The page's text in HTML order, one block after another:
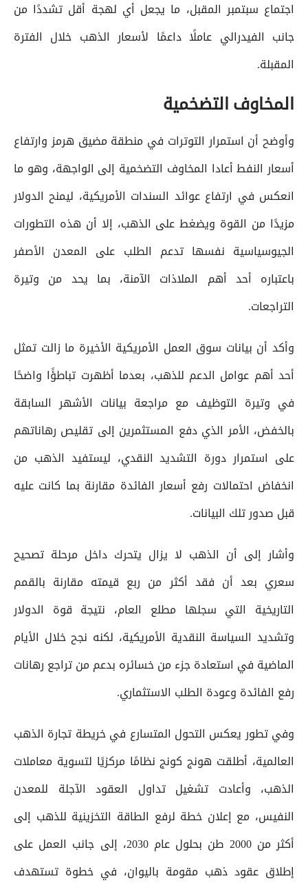
اجتماع سبتمبر المقبل، ما يجعل أي لهجة أقل تشددًا من
جانب الفيدرالي عاملًا داعمًا لأسعار الذهب خلال الفترة
المقبلة.
المخاوف التضخمية
وأوضح أن استمرار التوترات في منطقة مضيق هرمز وارتفاع
أسعار النفط أعادا المخاوف التضخمية إلى الواجهة، وهو ما
انعكس في ارتفاع عوائد السندات الأمريكية، ليمنح الدولار
مزيدًا من القوة ويضغط على الذهب، إلا أن هذه التطورات
الجيوسياسية نفسها تدعم الطلب على المعدن الأصفر
باعتباره أحد أهم الملاذات الآمنة، بما يحد من وتيرة
التراجعات.
وأكد أن بيانات سوق العمل الأمريكية الأخيرة ما زالت تمثل
أحد أهم عوامل الدعم للذهب، بعدما أظهرت تباطؤًا واضحًا
في وتيرة التوظيف مع مراجعة بيانات الأشهر السابقة
بالخفض، الأمر الذي دفع المستثمرين إلى تقليص رهاناتهم
على استمرار دورة التشديد النقدي، ليستفيد الذهب من
انخفاض احتمالات رفع أسعار الفائدة مقارنة بما كانت عليه
قبل صدور تلك البيانات.
وأشار إلى أن الذهب لا يزال يتحرك داخل مرحلة تصحيح
سعري بعد أن فقد أكثر من ربع قيمته مقارنة بالقمم
التاريخية التي سجلها مطلع العام، نتيجة قوة الدولار
وتشديد السياسة النقدية الأمريكية، لكنه نجح خلال الأيام
الماضية في استعادة جزء من خسائره بدعم من تراجع رهانات
رفع الفائدة وعودة الطلب الاستثماري.
وفي تطور يعكس التحول المتسارع في خريطة تجارة الذهب
العالمية، أطلقت هونج كونج نظامًا مركزيًا لتسوية معاملات
الذهب، وأعادت تشغيل تداول العقود الآجلة للمعدن
النفيس، مع إعلان خطة لرفع الطاقة التخزينية للذهب إلى
أكثر من 2000 طن بحلول عام 2030، إلى جانب العمل على
إطلاق عقود ذهب مقومة باليوان، في خطوة تستهدف